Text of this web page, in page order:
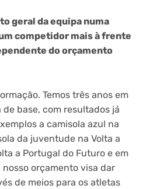
geral da equipa numa
competidor mais à frente
do orçamento
Temos três anos em
base, com resultados já
a camisola azul na
da juventude na Volta a
a Portugal do Futuro e em
nosso orçamento visa dar
de meios para os atletas